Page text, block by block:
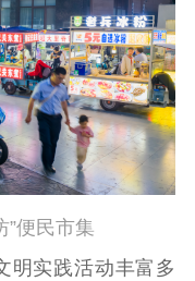
便民市集
实践活动丰富多